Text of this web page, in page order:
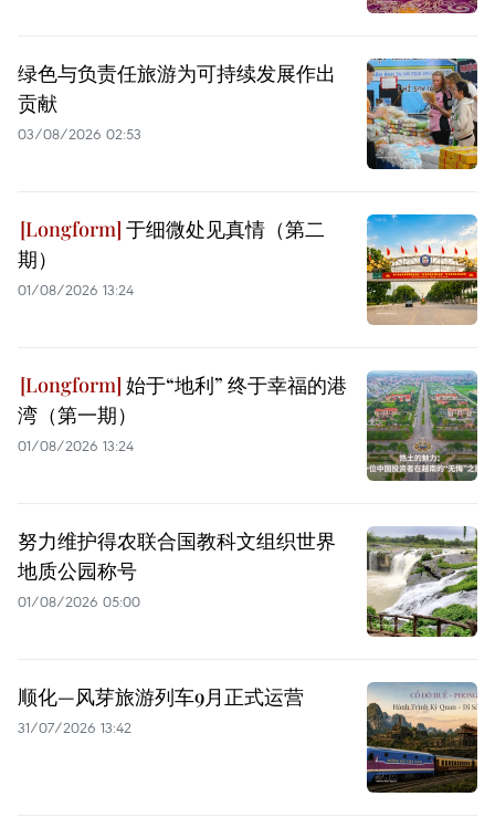
绿色与负责任旅游为可持续发展作出
贡献
03/08/2026 02:53
于细微处见真情（第二
期）
01/08/2026 13:24
始于“地利” 终于幸福的港
湾（第一期）
01/08/2026 13:24
努力维护得农联合国教科文组织世界
地质公园称号
01/08/2026 05:00
顺化—风芽旅游列车9月正式运营
31/07/2026 13:42